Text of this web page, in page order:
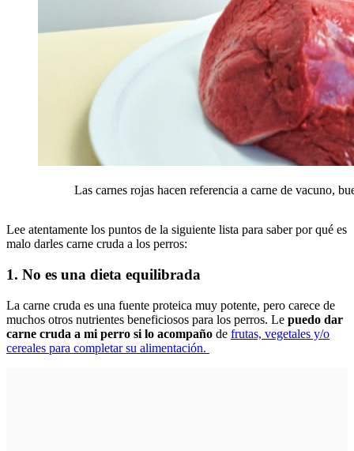
Las carnes rojas hacen referencia a carne de vacuno,
Lee atentamente los puntos de la siguiente lista para saber por qué es
malo darles carne cruda a los perros:
1. No es una dieta equilibrada
La carne cruda es una fuente proteica muy potente, pero carece de
muchos otros nutrientes beneficiosos para los perros. Le puedo dar
carne cruda a mi perro si lo acompaño de frutas, vegetales y/o
cereales para completar su alimentación.